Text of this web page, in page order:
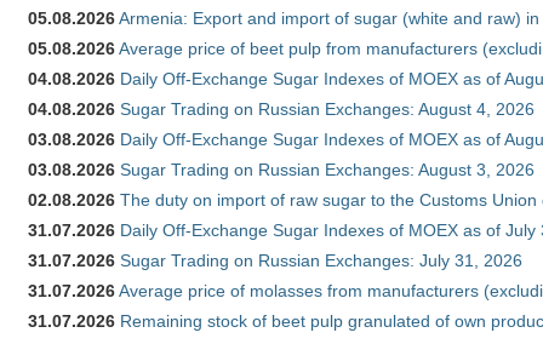
05.08.2026Armenia: Export and import of sugar (white and raw)
05.08.2026Average price of beet pulp from manufacturers
04.08.2026 Daily Off-Exchange Sugar Indexes of MOEX as of
04.08.2026 Sugar Trading on Russian Exchanges: August 4, 2026
03.08.2026 Daily Off-Exchange Sugar Indexes of MOEX as of
03.08.2026 Sugar Trading on Russian Exchanges: August 3, 2026
02.08.2026 The duty on import of raw sugar to the Customs
31.07.2026 Daily Off-Exchange Sugar Indexes of MOEX as of July
31.07.2026 Sugar Trading on Russian Exchanges: July 31, 2026
31.07.2026Average price of molasses from manufacturers
31.07.2026 Remaining stock of beet pulp granulated of own